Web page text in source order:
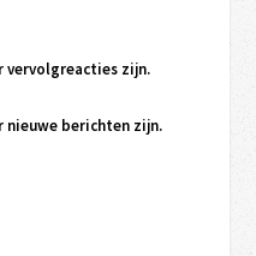
vervolgreacties zijn.
nieuwe berichten zijn.